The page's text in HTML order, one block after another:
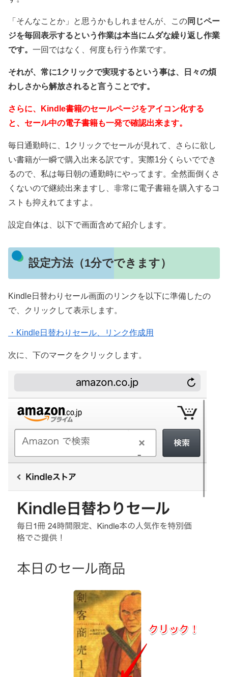
「そんなことか」と思うかもしれませんが、この同じペー
ジを毎回表示するという作業は本当にムダな繰り返し作業
です。 一回ではなく、何度も行う作業です。
それが、常に1クリックで実現するという事は、日々の煩
わしさから解放されると言うことです。
さらに、Kindle書籍のセールページをアイコン化する
と、セール中の電子書籍も一発で確認出来ます。
毎日通勤時に、1クリックでセールが見れて、さらに欲し
い書籍が一瞬で購入出来る訳です。実際1分くらいででき
るので、私は毎日朝の通勤時にやってます。全然面倒くさ
くないので継続出来ますし、非常に電子書籍を購入するコ
ストも抑えれてますよ。
設定自体は、以下で画面含めて紹介します。
設定方法（1分でできます）
Kindle日替わりセール画面のリンクを以下に準備したの
で、クリックして表示します。
・Kindle日替わりセール、リンク作成用
次に、下のマークをクリックします。